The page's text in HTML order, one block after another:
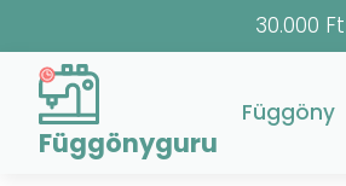
30.000
Függönyguru
Függöny